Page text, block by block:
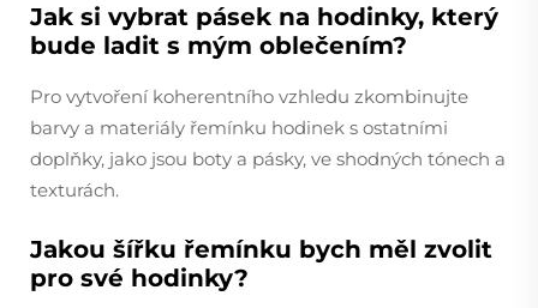
Jak si vybrat pásek na hodinky, který
bude ladit s mým oblečením?
Pro vytvoření koherentního vzhledu zkombinujte
barvy a materiály řemínku hodinek s ostatními
doplňky, jako jsou boty a pásky, ve shodných tónech a
texturách.
Jakou šířku řemínku bych měl zvolit
pro své hodinky?